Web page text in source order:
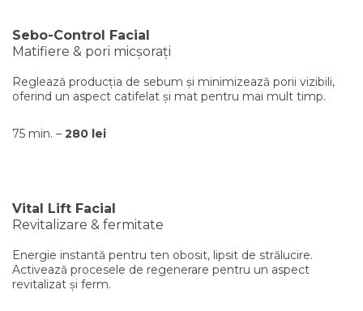
Sebo-Control Facial
Matifiere & pori micșorați
Reglează producția de sebum și minimizează porii vizibili,
oferind un aspect catifelat și mat pentru mai mult timp.
75 min. – 280 lei
Vital Lift Facial
Revitalizare & fermitate
Energie instantă pentru ten obosit, lipsit de strălucire.
Activează procesele de regenerare pentru un aspect
revitalizat și ferm.